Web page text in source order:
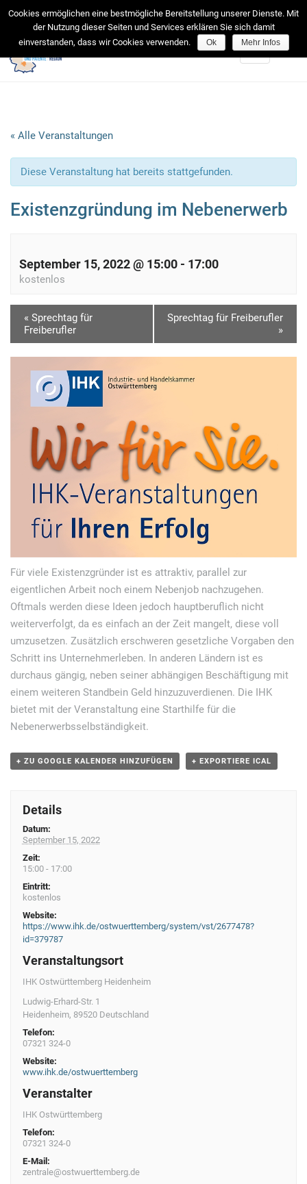
facebook
Toggle
« Alle Veranstaltungen
Diese Veranstaltung hat bereits stattgefunden.
Existenzgründung im Nebenerwerb
September 15, 2022 @ 15:00 - 17:00
kostenlos
r
g
N
a
v
i
g
a
t
o
« Sprechtag für
Freiberufler
Sprechtag für Freiberufler
»
Für viele Existenzgründer ist es attraktiv, parallel zur
eigentlichen Arbeit noch einem Nebenjob nachzugehen.
Oftmals werden diese Ideen jedoch hauptberuflich nicht
weiterverfolgt, da es einfach an der Zeit mangelt, diese voll
umzusetzen. Zusätzlich erschweren gesetzliche Vorgaben den
Schritt ins Unternehmerleben. In anderen Ländern ist es
durchaus gängig, neben seiner abhängigen Beschäftigung mit
einem weiteren Standbein Geld hinzuzuverdienen. Die IHK
bietet mit der Veranstaltung eine Starthilfe für die
Nebenerwerbsselbständigkeit.
+ ZU GOOGLE KALENDER HINZUFÜGEN + EXPORTIERE ICAL
Details
Datum:
September 15, 2022
Zeit:
15:00 - 17:00
Eintritt:
kostenlos
Website:
https://www.ihk.de/ostwuerttemberg/system/vst/2677478?
id=379787
Veranstaltungsort
IHK Ostwürttemberg Heidenheim
Ludwig-Erhard-Str. 1
Heidenheim, 89520 Deutschland
Telefon:
07321 324-0
Website:
www.ihk.de/ostwuerttemberg
Veranstalter
IHK Ostwürttemberg
Telefon:
07321 324-0
E-Mail:
zentrale@ostwuerttemberg.de
Cookies ermöglichen eine bestmögliche Bereitstellung unserer Dienste. Mit
der Nutzung dieser Seiten und Services erklären Sie sich damit
einverstanden, dass wir Cookies verwenden.
Ok Mehr Infos